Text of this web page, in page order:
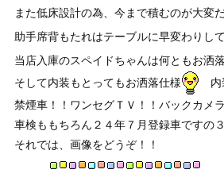
また低床設計の為、今まで積むのが大変
助手席背もたれはテーブルに早変わりし
当店入庫のスペイドちゃんは何ともお洒
そして内装もとってもお洒落仕様
内
禁煙車！！ワンセグＴＶ！！バックカメ
車検ももちろん２４年７月登録車ですの
それでは、画像をどうぞ！！